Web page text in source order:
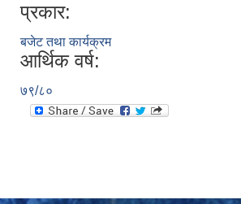
प्रकार:
बजेट तथा कार्यक्रम
आर्थिक वर्ष:
७९/८०